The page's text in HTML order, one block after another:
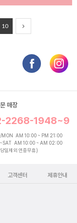
10
매장
2268-1948~9
MON AM 10:00 ~ PM 21:00
AM 10:00 ~ AM 02:00
일제외 연중무휴)
고객센터 제휴안내